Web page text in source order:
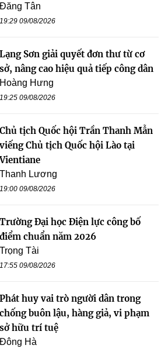
Đăng Tân
19:29 09/08/2026
Lạng Sơn giải quyết đơn thư từ cơ
sở, nâng cao hiệu quả tiếp công dân
Hoàng Hưng
19:25 09/08/2026
Chủ tịch Quốc hội Trần Thanh Mẫn
viếng Chủ tịch Quốc hội Lào tại
Vientiane
Thanh Lương
19:00 09/08/2026
Trường Đại học Điện lực công bố
điểm chuẩn năm 2026
Trọng Tài
17:55 09/08/2026
Phát huy vai trò người dân trong
chống buôn lậu, hàng giả, vi phạm
sở hữu trí tuệ
Đông Hà